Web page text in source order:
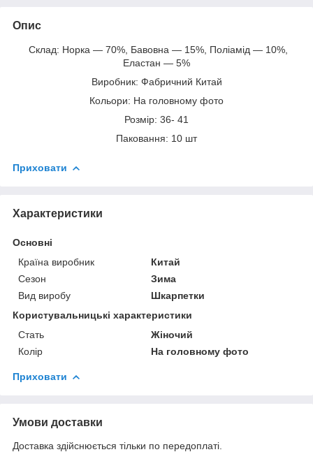
Опис
Склад: Норка — 70%, Бавовна — 15%, Поліамід — 10%,
Еластан — 5%
Виробник: Фабричний Китай
Кольори: На головному фото
Розмір: 36- 41
Паковання: 10 шт
Приховати
Характеристики
Основні
Країна виробник
Китай
Сезон
Зима
Вид виробу
Шкарпетки
Користувальницькі характеристики
Стать
Жіночий
Колір
На головному фото
Приховати
Умови доставки
Доставка здійснюється тільки по передоплаті.